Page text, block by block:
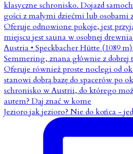
Jezioro jak jezioro? Nie do końca -